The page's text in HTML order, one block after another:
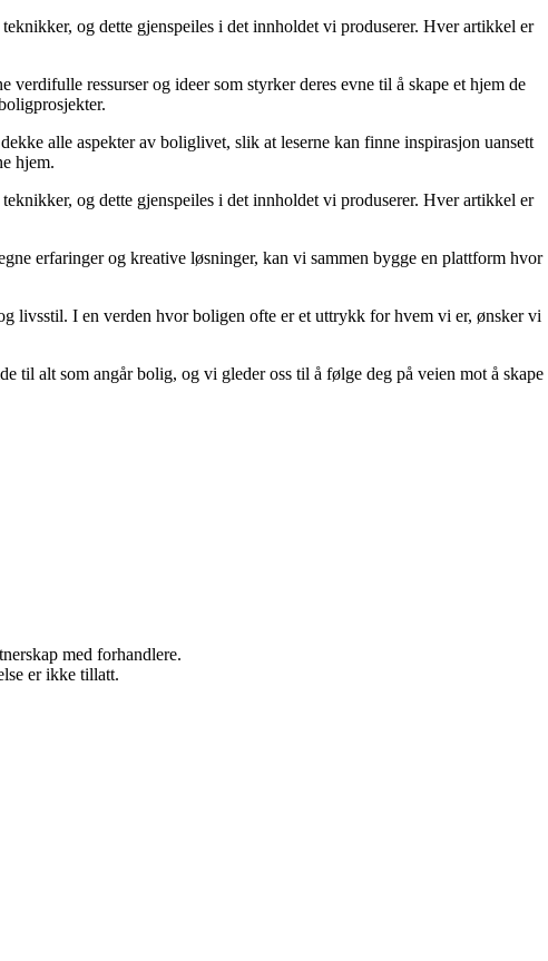
og dette gjenspeiles i det innholdet vi produserer. Hver artikkel er
ressurser og ideer som styrker deres evne til å skape et hjem de
alle aspekter av boliglivet, slik at leserne kan finne inspirasjon uansett
hjem.
og dette gjenspeiles i det innholdet vi produserer. Hver artikkel er
erfaringer og kreative løsninger, kan vi sammen bygge en plattform hvor
livsstil. I en verden hvor boligen ofte er et uttrykk for hvem vi er, ønsker vi
alt som angår bolig, og vi gleder oss til å følge deg på veien mot å skape
med forhandlere.
er ikke tillatt.